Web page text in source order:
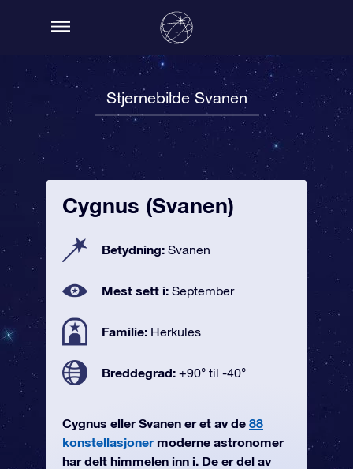
Stjernebilde Svanen
Cygnus (Svanen)
Betydning: Svanen
Mest sett i: September
Familie: Herkules
Breddegrad: +90° til -40°
Cygnus eller Svanen er et av de 88
konstellasjonermoderne astronomer
har delt himmelen inn i. De er del av